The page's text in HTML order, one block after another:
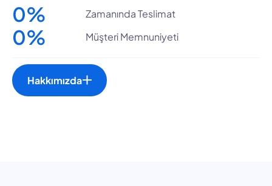
Zamanında Teslimat
0%
Müşteri Memnuniyeti
0%
Hakkımızda